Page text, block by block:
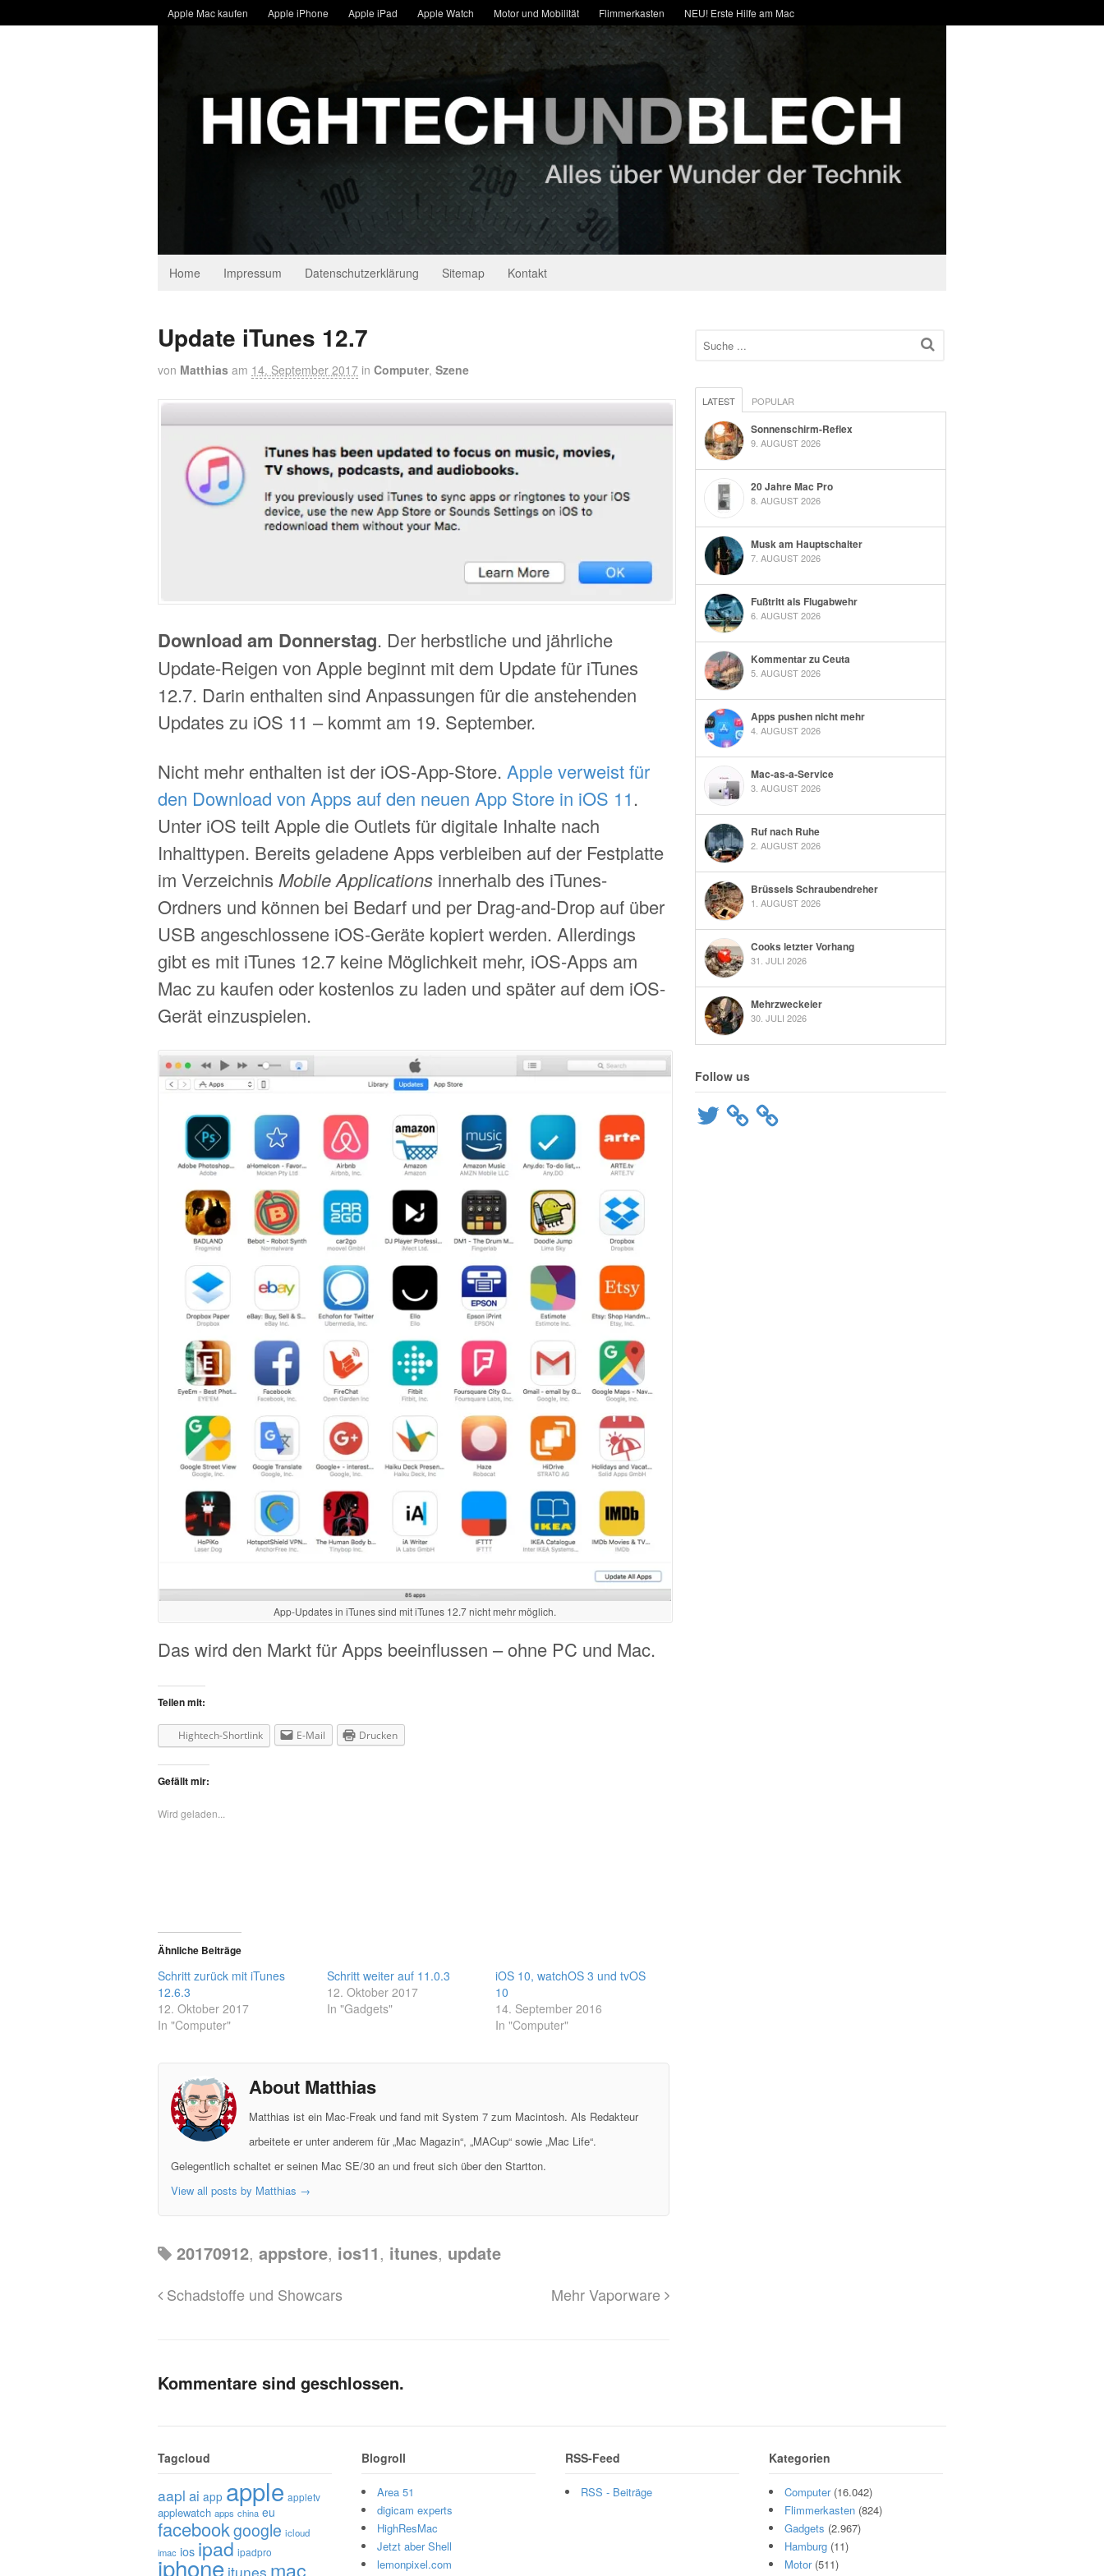
Apple Mac kaufen Apple iPhone Apple iPad Apple Watch Motor und Mobilität Flimmerkasten NEU! Erste Hilfe am Mac
Home Impressum Datenschutzerklärung Sitemap Kontakt
Update iTunes 12.7
von Matthias am 14. September 2017 in Computer, Szene
Download am Donnerstag. Der herbstliche und jährliche
Update-Reigen von Apple beginnt mit dem Update für iTunes
12.7. Darin enthalten sind Anpassungen für die anstehenden
Updates zu iOS 11 – kommt am 19. September.
Nicht mehr enthalten ist der iOS-App-Store. Apple verweist für
den Download von Apps auf den neuen App Store in iOS 11.
Unter iOS teilt Apple die Outlets für digitale Inhalte nach
Inhalttypen. Bereits geladene Apps verbleiben auf der Festplatte
im Verzeichnis Mobile Applications innerhalb des iTunes-
Ordners und können bei Bedarf und per Drag-and-Drop auf über
USB angeschlossene iOS-Geräte kopiert werden. Allerdings
gibt es mit iTunes 12.7 keine Möglichkeit mehr, iOS-Apps am
Mac zu kaufen oder kostenlos zu laden und später auf dem iOS-
Gerät einzuspielen.
App-Updates in iTunes sind mit iTunes 12.7 nicht mehr möglich.
Das wird den Markt für Apps beeinflussen – ohne PC und Mac.
Teilen mit:
Hightech-Shortlink E-Mail Drucken
Gefällt mir:
Wird geladen...
Ähnliche Beiträge
Schritt zurück mit iTunes
12.6.3
12. Oktober 2017
In "Computer"
Schritt weiter auf 11.0.3
12. Oktober 2017
In "Gadgets"
iOS 10, watchOS 3 und tvOS
10
14. September 2016
In "Computer"
About Matthias
Matthias ist ein Mac-Freak und fand mit System 7 zum Macintosh. Als Redakteur
arbeitete er unter anderem für „Mac Magazin“, „MACup“ sowie „Mac Life“.
Gelegentlich schaltet er seinen Mac SE/30 an und freut sich über den Startton.
View all posts by Matthias →
20170912, appstore, ios11, itunes, update
Schadstoffe und Showcars Mehr Vaporware
Kommentare sind geschlossen.
LATEST POPULAR
Sonnenschirm-Reflex
9. AUGUST 2026
20 Jahre Mac Pro
8. AUGUST 2026
Musk am Hauptschalter
7. AUGUST 2026
Fußtritt als Flugabwehr
6. AUGUST 2026
Kommentar zu Ceuta
5. AUGUST 2026
Apps pushen nicht mehr
4. AUGUST 2026
Mac-as-a-Service
3. AUGUST 2026
Ruf nach Ruhe
2. AUGUST 2026
Brüssels Schraubendreher
1. AUGUST 2026
Cooks letzter Vorhang
31. JULI 2026
Mehrzweckeier
30. JULI 2026
Follow us
Twitter
Tagcloud
aapl ai app apple appletv
applewatch apps china eu
facebookgoogle icloud
imac ios ipad ipadpro
iphone itunes mac
Blogroll
Area 51
digicam experts
HighResMac
Jetzt aber Shell
lemonpixel.com
RSS-Feed
RSS - Beiträge
Kategorien
Computer(16.042)
Flimmerkasten (824)
Gadgets (2.967)
Hamburg (11)
Motor(511)